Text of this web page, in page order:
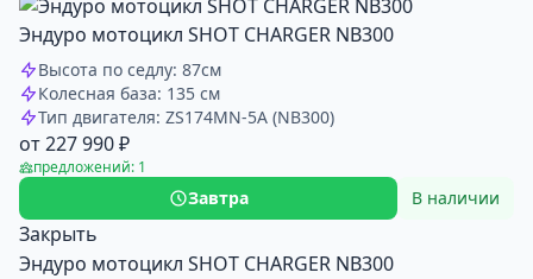
Эндуро мотоцикл SHOT CHARGER NB300
Высота по седлу: 87см
Колесная база: 135 см
Тип двигателя: ZS174MN-5A (NB300)
от 227 990 ₽
предложений: 1
Завтра В наличии
Закрыть
Эндуро мотоцикл SHOT CHARGER NB300